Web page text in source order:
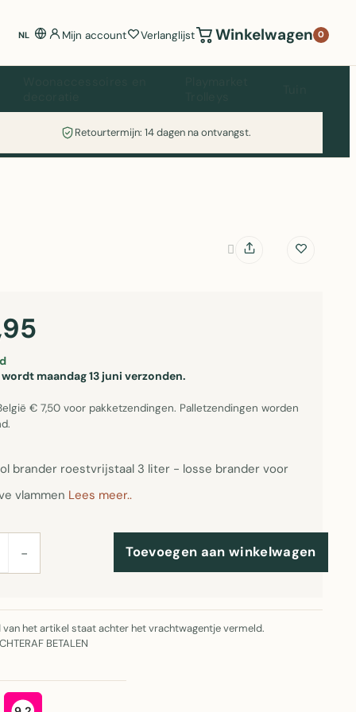
NL Mijn account Verlanglijst Winkelwagen 0
Retourtermijn: 14 dagen na ontvangst.
maandag 13 juni verzonden.
€ 7,50 voor pakketzendingen. Palletzendingen worden
brander roestvrijstaal 3 liter - losse brander voor
vlammen Lees meer..
− Toevoegen aan winkelwagen
van het artikel staat achter het vrachtwagentje vermeld.
BETALEN